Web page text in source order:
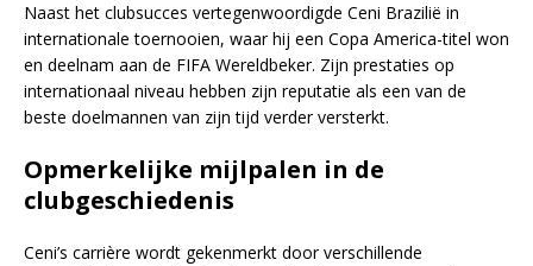
Naast het clubsucces vertegenwoordigde Ceni Brazilië in
internationale toernooien, waar hij een Copa America-titel won
en deelnam aan de FIFA Wereldbeker. Zijn prestaties op
internationaal niveau hebben zijn reputatie als een van de
beste doelmannen van zijn tijd verder versterkt.
Opmerkelijke mijlpalen in de
clubgeschiedenis
Ceni’s carrière wordt gekenmerkt door verschillende